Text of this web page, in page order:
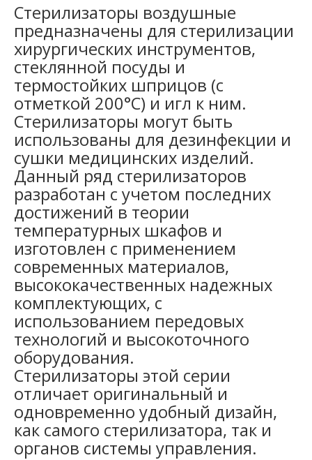
Стерилизаторы воздушные
предназначены для стерилизации
хирургических инструментов,
стеклянной посуды и
термостойких шприцов (с
отметкой 200°С) и игл к ним.
Стерилизаторы могут быть
использованы для дезинфекции и
сушки медицинских изделий.
Данный ряд стерилизаторов
разработан с учетом последних
достижений в теории
температурных шкафов и
изготовлен с применением
современных материалов,
высококачественных надежных
комплектующих, с
использованием передовых
технологий и высокоточного
оборудования.
Стерилизаторы этой серии
отличает оригинальный и
одновременно удобный дизайн,
как самого стерилизатора, так и
органов системы управления.